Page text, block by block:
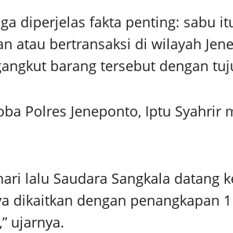
diperjelas fakta penting: sabu
atau bertransaksi di wilayah
barang tersebut dengan
Polres Jeneponto, Iptu
lalu Saudara Sangkala datang
dikaitkan dengan penangkapan
ujarnya.